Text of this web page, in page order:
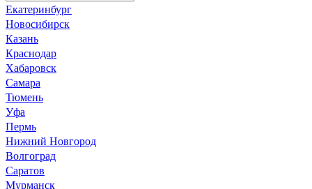
Екатеринбург
Новосибирск
Казань
Краснодар
Хабаровск
Самара
Тюмень
Уфа
Пермь
Нижний Новгород
Волгоград
Саратов
Мурманск